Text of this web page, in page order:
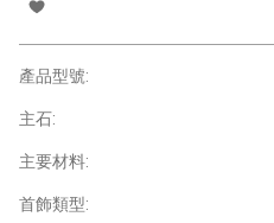
產品型號:
主石:
主要材料:
首飾類型: